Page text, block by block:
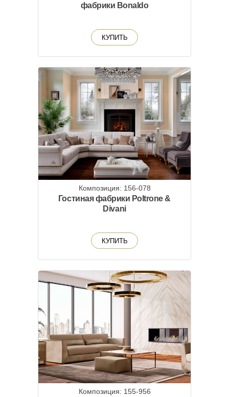
фабрики Bonaldo
КУПИТЬ
Композиция: 156-078
Гостиная фабрики Poltrone &
Divani
КУПИТЬ
Композиция: 155-956